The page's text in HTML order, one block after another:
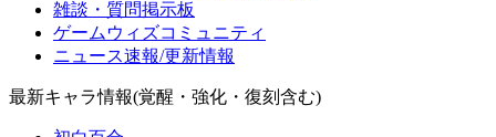
雑談・質問掲示板
ゲームウィズコミュニティ
ニュース速報/更新情報
最新キャラ情報(覚醒・強化・復刻含む)